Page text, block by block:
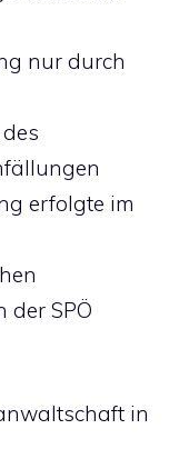
nur durch
erfolgte im
der SPÖ
in